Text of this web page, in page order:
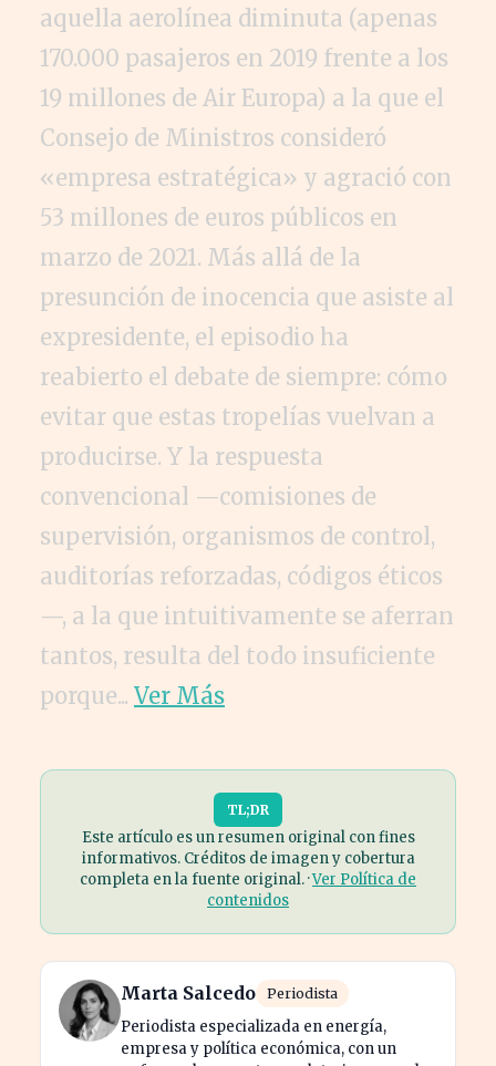
aquella aerolínea diminuta (apenas
170.000 pasajeros en 2019 frente a los
19 millones de Air Europa) a la que el
Consejo de Ministros consideró
«empresa estratégica» y agració con
53 millones de euros públicos en
marzo de 2021. Más allá de la
presunción de inocencia que asiste al
expresidente, el episodio ha
reabierto el debate de siempre: cómo
evitar que estas tropelías vuelvan a
producirse. Y la respuesta
convencional —comisiones de
supervisión, organismos de control,
auditorías reforzadas, códigos éticos
—, a la que intuitivamente se aferran
tantos, resulta del todo insuficiente
porque... Ver Más
TL;DR
Este artículo es un resumen original con fines
informativos. Créditos de imagen y cobertura
completa en la fuente original. ·Ver Política de
contenidos
Marta Salcedo Periodista
Periodista especializada en energía,
empresa y política económica, con un